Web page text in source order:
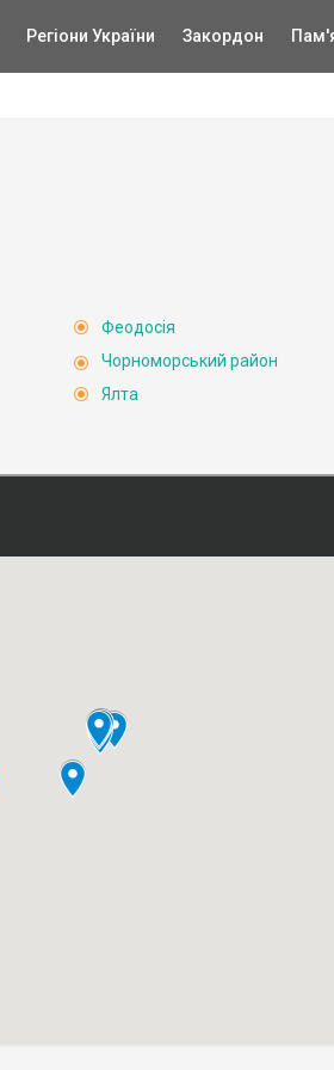
Регіони України Закордон
Феодосія
Чорноморський район
Ялта